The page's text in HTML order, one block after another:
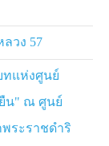
ห์ฯ จังหวัด
หารจัดการ
ที่ ด้วย
นโครงการฯ
น กปร. และ
วง 57
ทแห่งศูนย์
น" ณ ศูนย์
ระราชดำริ